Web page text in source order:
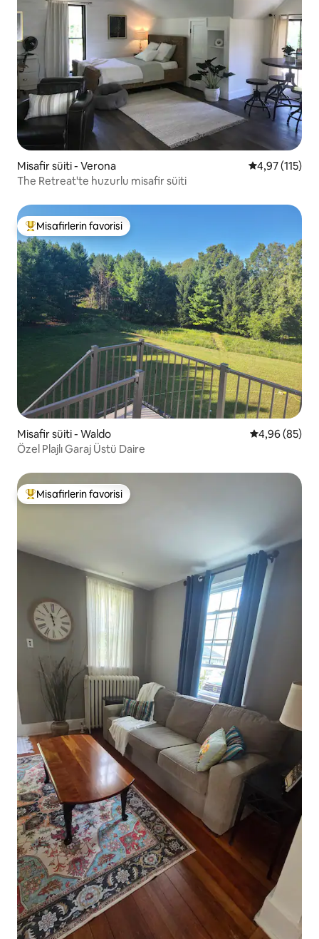
Misafir süiti - Verona 5 üzerinden
4,97 (115)
The Retreat'te huzurlu misafir süiti
Misafirlerin favorilerinden en beğenilenler arasında
Misafirlerin favorisi
Misafir süiti - Waldo 5 üzerinden
4,96 (85)
Özel Plajlı Garaj Üstü Daire
Misafirlerin favorilerinden en beğenilenler arasında
Misafirlerin favorisi